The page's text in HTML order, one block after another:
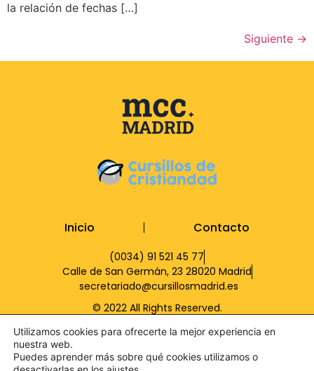
la relación de fechas […]
Siguiente →
Inicio Contacto
(0034) 91 521 45 77
Calle de San Germán, 23 28020 Madrid
secretariado@cursillosmadrid.es
© 2022 All Rights Reserved.
Utilizamos cookies para ofrecerte la mejor experiencia en
nuestra web.
Puedes aprender más sobre qué cookies utilizamos o